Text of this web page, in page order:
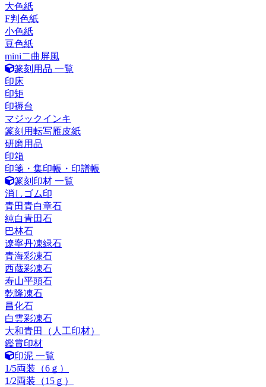
大色紙
F判色紙
小色紙
豆色紙
mini二曲屏風
篆刻用品 一覧
印床
印矩
印褥台
マジックインキ
篆刻用転写雁皮紙
研磨用品
印箱
印箋・集印帳・印譜帳
篆刻印材 一覧
消しゴム印
青田青白章石
純白青田石
巴林石
遼寧丹凍緑石
青海彩凍石
西蔵彩凍石
寿山平頭石
乾隆凍石
昌化石
白雲彩凍石
大和青田（人工印材）
鑑賞印材
印泥 一覧
1/5両装（6ｇ）
1/2両装（15ｇ）